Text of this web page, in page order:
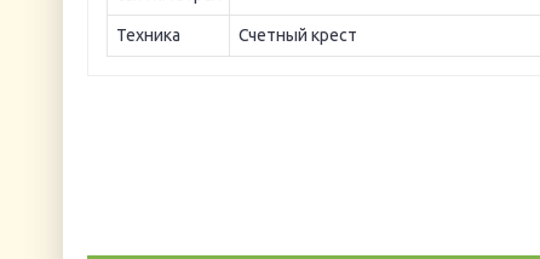
Техника Счетный крест